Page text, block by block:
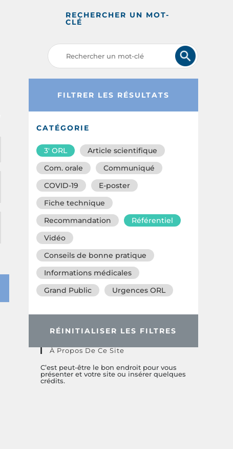
RECHERCHER UN MOT-
CLÉ
FILTRER LES RÉSULTATS
CATÉGORIE
3′ ORL
Article scientifique
Com. orale
Communiqué
COVID-19
E-poster
Fiche technique
Recommandation
Référentiel
Vidéo
Conseils de bonne pratique
Informations médicales
Grand Public
Urgences ORL
RÉINITIALISER LES FILTRES
À Propos De Ce Site
C’est peut-être le bon endroit pour vous
présenter et votre site ou insérer quelques
crédits.